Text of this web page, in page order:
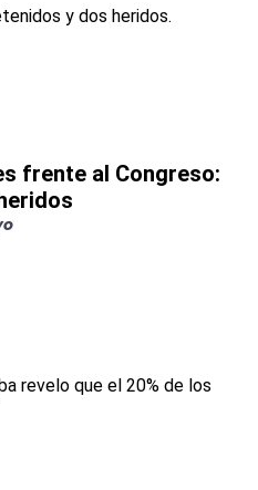
frente al Congreso: